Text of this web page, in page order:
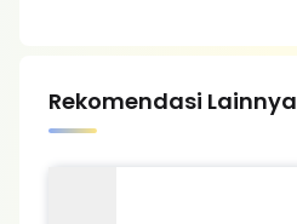
Rekomendasi Lainnya